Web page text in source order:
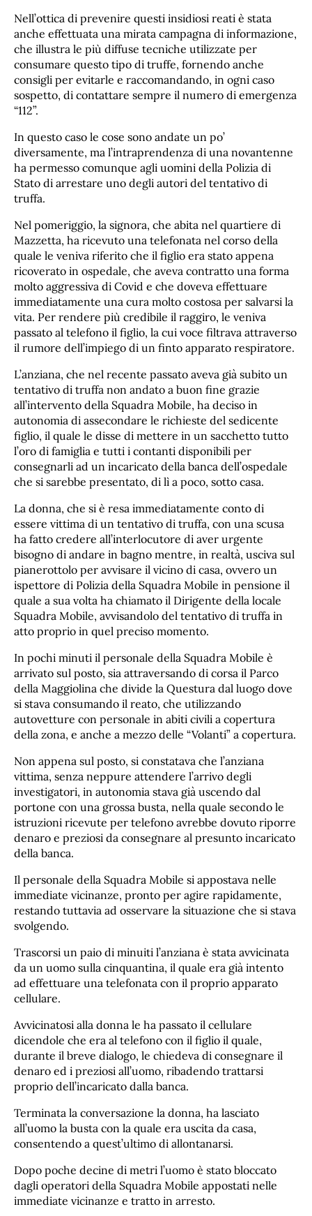
Nell’ottica di prevenire questi insidiosi reati è stata
anche effettuata una mirata campagna di informazione,
che illustra le più diffuse tecniche utilizzate per
consumare questo tipo di truffe, fornendo anche
consigli per evitarle e raccomandando, in ogni caso
sospetto, di contattare sempre il numero di emergenza
“112”.
In questo caso le cose sono andate un po’
diversamente, ma l’intraprendenza di una novantenne
ha permesso comunque agli uomini della Polizia di
Stato di arrestare uno degli autori del tentativo di
truffa.
Nel pomeriggio, la signora, che abita nel quartiere di
Mazzetta, ha ricevuto una telefonata nel corso della
quale le veniva riferito che il figlio era stato appena
ricoverato in ospedale, che aveva contratto una forma
molto aggressiva di Covid e che doveva effettuare
immediatamente una cura molto costosa per salvarsi la
vita. Per rendere più credibile il raggiro, le veniva
passato al telefono il figlio, la cui voce filtrava attraverso
il rumore dell’impiego di un finto apparato respiratore.
L’anziana, che nel recente passato aveva già subito un
tentativo di truffa non andato a buon fine grazie
all’intervento della Squadra Mobile, ha deciso in
autonomia di assecondare le richieste del sedicente
figlio, il quale le disse di mettere in un sacchetto tutto
l’oro di famiglia e tutti i contanti disponibili per
consegnarli ad un incaricato della banca dell’ospedale
che si sarebbe presentato, di lì a poco, sotto casa.
La donna, che si è resa immediatamente conto di
essere vittima di un tentativo di truffa, con una scusa
ha fatto credere all’interlocutore di aver urgente
bisogno di andare in bagno mentre, in realtà, usciva sul
pianerottolo per avvisare il vicino di casa, ovvero un
ispettore di Polizia della Squadra Mobile in pensione il
quale a sua volta ha chiamato il Dirigente della locale
Squadra Mobile, avvisandolo del tentativo di truffa in
atto proprio in quel preciso momento.
In pochi minuti il personale della Squadra Mobile è
arrivato sul posto, sia attraversando di corsa il Parco
della Maggiolina che divide la Questura dal luogo dove
si stava consumando il reato, che utilizzando
autovetture con personale in abiti civili a copertura
della zona, e anche a mezzo delle “Volanti” a copertura.
Non appena sul posto, si constatava che l’anziana
vittima, senza neppure attendere l’arrivo degli
investigatori, in autonomia stava già uscendo dal
portone con una grossa busta, nella quale secondo le
istruzioni ricevute per telefono avrebbe dovuto riporre
denaro e preziosi da consegnare al presunto incaricato
della banca.
Il personale della Squadra Mobile si appostava nelle
immediate vicinanze, pronto per agire rapidamente,
restando tuttavia ad osservare la situazione che si stava
svolgendo.
Trascorsi un paio di minuiti l’anziana è stata avvicinata
da un uomo sulla cinquantina, il quale era già intento
ad effettuare una telefonata con il proprio apparato
cellulare.
Avvicinatosi alla donna le ha passato il cellulare
dicendole che era al telefono con il figlio il quale,
durante il breve dialogo, le chiedeva di consegnare il
denaro ed i preziosi all’uomo, ribadendo trattarsi
proprio dell’incaricato dalla banca.
Terminata la conversazione la donna, ha lasciato
all’uomo la busta con la quale era uscita da casa,
consentendo a quest’ultimo di allontanarsi.
Dopo poche decine di metri l’uomo è stato bloccato
dagli operatori della Squadra Mobile appostati nelle
immediate vicinanze e tratto in arresto.